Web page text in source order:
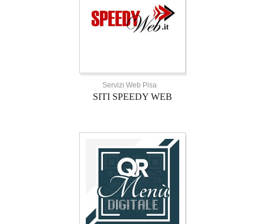
Servizi Web Pisa
SITI SPEEDY WEB